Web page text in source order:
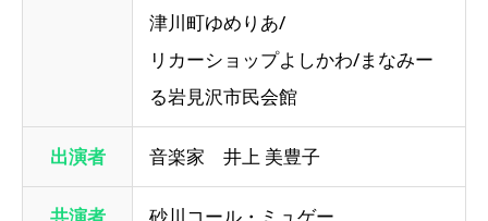
津川町ゆめりあ/
リカーショップよしかわ/まなみー
る岩見沢市民会館
出演者 音楽家 井上 美豊子